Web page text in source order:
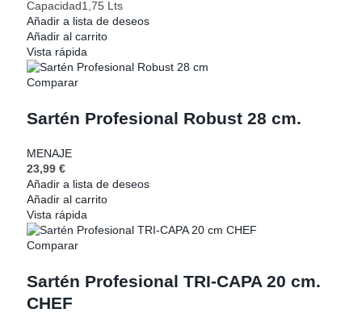
Capacidad1,75 Lts
Añadir a lista de deseos
Añadir al carrito
Vista rápida
Comparar
Sartén Profesional Robust 28 cm.
MENAJE
23,99 €
Añadir a lista de deseos
Añadir al carrito
Vista rápida
Comparar
Sartén Profesional TRI-CAPA 20 cm.
CHEF